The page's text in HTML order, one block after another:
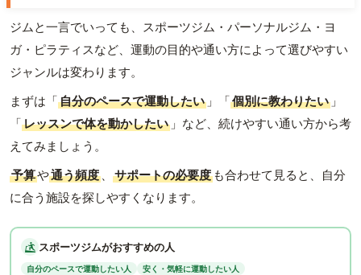
ジムと一言でいっても、スポーツジム・パーソナルジム・ヨ
ガ・ピラティスなど、運動の目的や通い方によって選びやすい
ジャンルは変わります。
まずは「自分のペースで運動したい 」「個別に教わりたい 」
「レッスンで体を動かしたい 」など、続けやすい通い方から考
えてみましょう。
予算や通う頻度 、 サポートの必要度 も合わせて見ると、自分
に合う施設を探しやすくなります。
スポーツジムがおすすめの人
自分のペースで運動したい人
安く・気軽に運動したい人